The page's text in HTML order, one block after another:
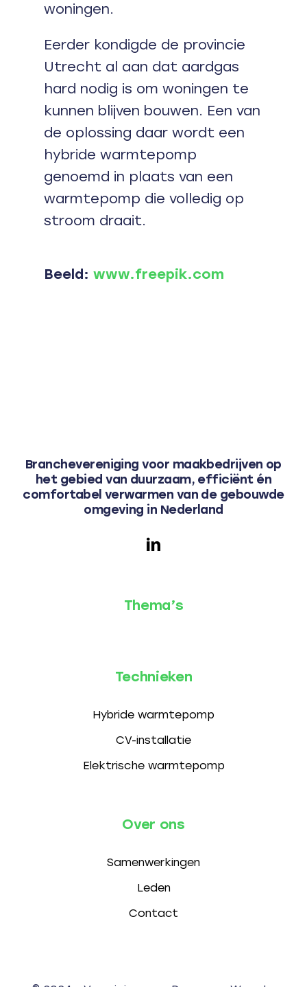
woningen.
Eerder kondigde de provincie
Utrecht al aan dat aardgas
hard nodig is om woningen te
kunnen blijven bouwen. Een van
de oplossing daar wordt een
hybride warmtepomp
genoemd in plaats van een
warmtepomp die volledig op
stroom draait.
Beeld: www.freepik.com
Branchevereniging voor maakbedrijven op
het gebied van duurzaam, efficiënt én
comfortabel verwarmen van de gebouwde
omgeving in Nederland
Thema’s
Technieken
Hybride warmtepomp
CV-installatie
Elektrische warmtepomp
Over ons
Samenwerkingen
Leden
Contact